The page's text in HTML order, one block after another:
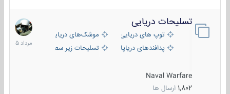
تسلیحات دریایی
توپ های دریایی
موشک‌های دریایی
پدافندهای دریاپایه
تسلیحات زیر سطحی
Naval Warfare
1,802 ارسال ها
2
مرداد
1405